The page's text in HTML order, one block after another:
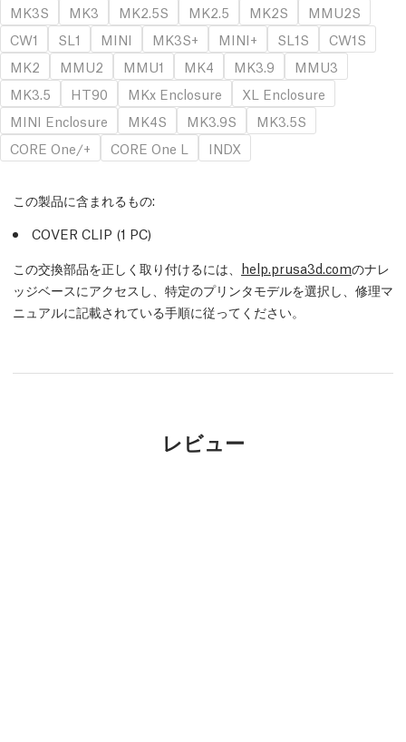
MK3S
MK3 MK2.5S MK2.5 MK2S
MMU2S
CW1
SL1 MINI MK3S+ MINI+ SL1S
CW1S
MK2
MMU2 MMU1 MK4 MK3.9
MMU3
MK3.5
HT90 MKx Enclosure
XL Enclosure
MINI Enclosure
MK4S MK3.9S
MK3.5S
CORE One/+
CORE One L INDX
この製品に含まれるもの:
COVER CLIP (1 PC)
この交換部品を正しく取り付けるには、 help.prusa3d.comのナレ
ッジベースにアクセスし、特定のプリンタモデルを選択し、修理マ
ニュアルに記載されている手順に従ってください。
レビュー